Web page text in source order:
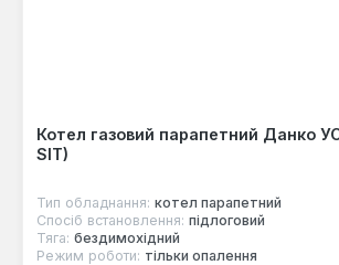
Котел газовий парапетний Данко
SIT)
Тип обладнання: котел парапетний
Спосіб встановлення: підлоговий
Тяга: бездимохідний
Режим роботи: тільки опалення